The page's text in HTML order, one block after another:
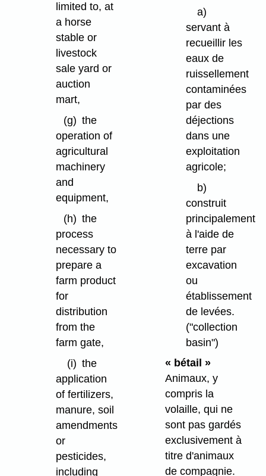
limited to, at
a horse
stable or
livestock
sale yard or
auction
mart,
(g) the
operation of
agricultural
machinery
and
equipment,
(h) the
process
necessary to
prepare a
farm product
for
distribution
from the
farm gate,
(i) the
application
of fertilizers,
manure, soil
amendments
or
pesticides,
including
a)
servant à
recueillir les
eaux de
ruissellement
contaminées
par des
déjections
dans une
exploitation
agricole;
b)
construit
principalement
à l'aide de
terre par
excavation
ou
établissement
de levées.
("collection
basin")
« bétail »
Animaux, y
compris la
volaille, qui ne
sont pas gardés
exclusivement à
titre d'animaux
de compagnie.